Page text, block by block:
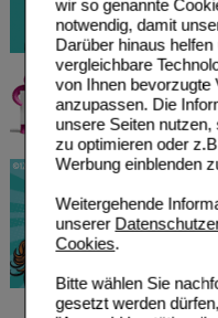
wir so genannte
notwendig, damit
Darüber hinaus
vergleichbare
von Ihnen bevorzugte
anzupassen. Die
unsere Seiten
zu optimieren oder
Werbung einblenden
Weitergehende
unserer
Cookies.
Bitte wählen Sie
gesetzt werden